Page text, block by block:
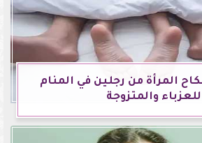
المرأة من رجلين في المنام
للعزباء والمتزوجة